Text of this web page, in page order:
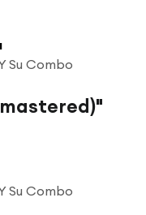
Su Combo
Su Combo